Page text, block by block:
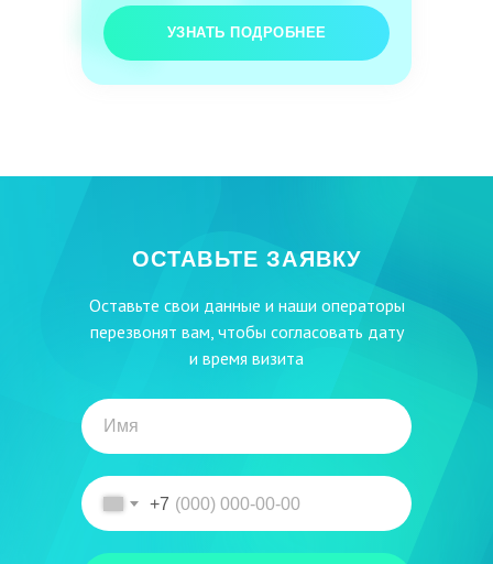
УЗНАТЬ ПОДРОБНЕЕ
+7
Оставьте свои данные и наши операторы
перезвонят вам, чтобы согласовать дату
и время визита
ОСТАВЬТЕ ЗАЯВКУ